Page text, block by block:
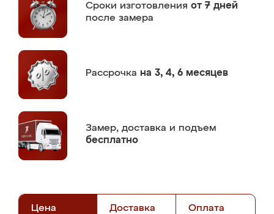
Сроки изготовления от 7 дней
после замера
Рассрочка на 3, 4, 6 месяцев
Замер, доставка и подъем
бесплатно
Цена Доставка Оплата